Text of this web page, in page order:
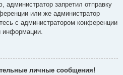
запретил отправку
или же администратор
с администратором конференции
информации.
личные сообщения!